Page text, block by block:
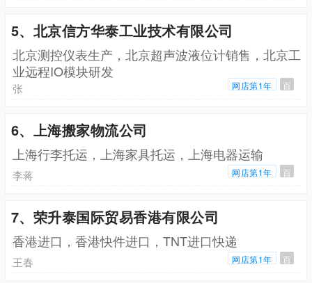
5、北京信方华泰工业技术有限公司
北京测控仪表生产，北京超声波液位计销售，北京工
业远程IO模块研发
张 网店第1年 百
6、上海搬家物流公司
上海行李托运，上海家具托运，上海电器运输
李蒋 网店第1年 百
7、荣升泰国际贸易香港有限公司
香港进口，香港快件进口，TNT进口快递
王春 网店第1年 百